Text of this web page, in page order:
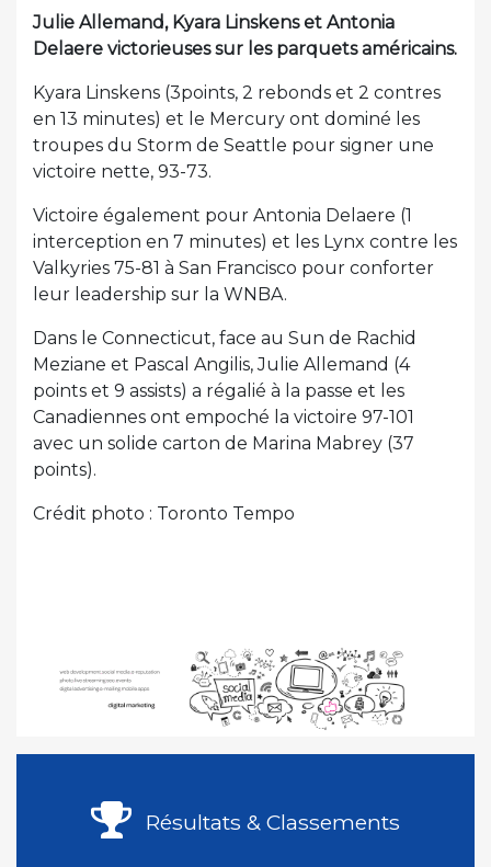
Julie Allemand, Kyara Linskens et Antonia
Delaere victorieuses sur les parquets américains.
Kyara Linskens (3points, 2 rebonds et 2 contres
en 13 minutes) et le Mercury ont dominé les
troupes du Storm de Seattle pour signer une
victoire nette, 93-73.
Victoire également pour Antonia Delaere (1
interception en 7 minutes) et les Lynx contre les
Valkyries 75-81 à San Francisco pour conforter
leur leadership sur la WNBA.
Dans le Connecticut, face au Sun de Rachid
Meziane et Pascal Angilis, Julie Allemand (4
points et 9 assists) a régalié à la passe et les
Canadiennes ont empoché la victoire 97-101
avec un solide carton de Marina Mabrey (37
points).
Crédit photo : Toronto Tempo
Résultats & Classements